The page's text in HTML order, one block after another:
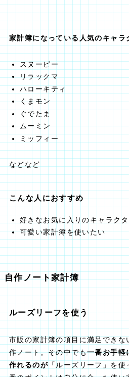
家計簿になっている人気のキャラ
スヌーピー
リラックマ
ハローキティ
くまモン
ぐでたま
ムーミン
ミッフィー
などなど
こんな人におすすめ
好きなお気に入りのキャラク
可愛い家計簿を使いたい
自作ノート家計簿
ルーズリーフを使う
市販の家計簿の項目に満足でき
作ノート。その中でも一番お手軽
作れるのが「ルーズリーフ」を使